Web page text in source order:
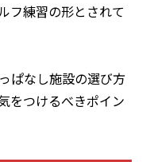
フ練習の形とされて
ぱなし施設の選び方
をつけるべきポイン